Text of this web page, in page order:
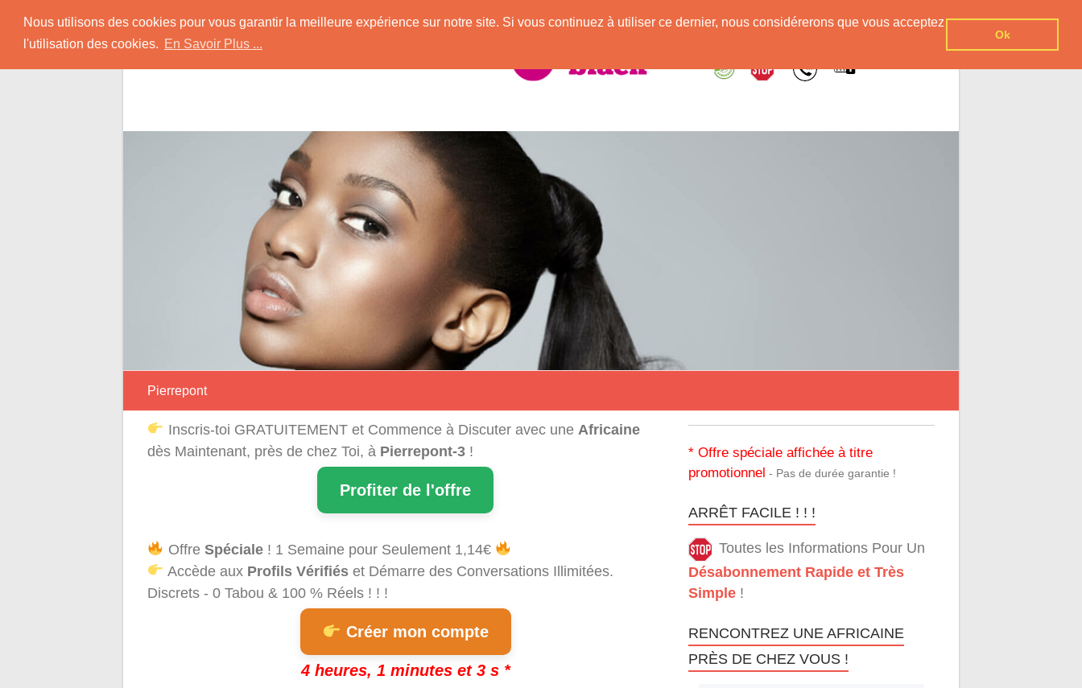
Nous utilisons des cookies pour vous garantir la meilleure expérience sur notre site. Si vous continuez à utiliser ce dernier, nous considérerons que vous acceptez
l'utilisation des cookies. En Savoir Plus ...
Ok
content
Rencontrer-Africaine
Conseils et Infos pour la Rencontre d'une Belle Africaine !
Pierrepont
Inscris-toi GRATUITEMENT et Commence à Discuter avec une Africaine
dès Maintenant, près de chez Toi, à Pierrepont-3 !
Profiter de l'offre
Offre Spéciale! 1 Semaine pour Seulement 1,14€
Accède aux Profils Vérifiéset Démarre des Conversations Illimitées.
Discrets - 0 Tabou & 100 % Réels ! ! !
Créer mon compte
4 heures, 1 minutes et 3 s *
* Offre spéciale affichée à titre
promotionnel - Pas de durée garantie !
ARRÊT FACILE ! ! !
Toutes les Informations Pour Un
Désabonnement Rapide et Très
Simple !
RENCONTREZ UNE AFRICAINE
PRÈS DE CHEZ VOUS !